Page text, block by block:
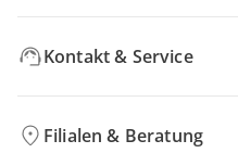
Kontakt & Service
Filialen & Beratung